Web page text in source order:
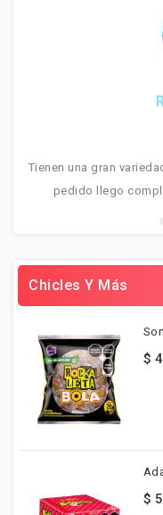
Tienen una gran
pedido llego
Chicles Y Más
$
$